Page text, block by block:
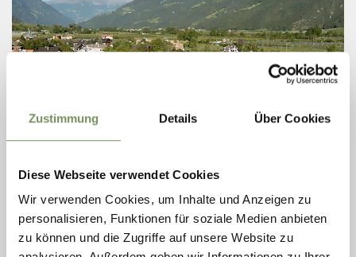
Zustimmung Details Über Cookies
Diese Webseite verwendet Cookies
Wir verwenden Cookies, um Inhalte und Anzeigen zu
personalisieren, Funktionen für soziale Medien anbieten
zu können und die Zugriffe auf unsere Website zu
TENNIS A NATURNO
A Naturno ci sono quattro campi in terra battuta all'aperto ben curati e
quattro campi coperti con tappeto in granulato di gomma per gli
appassionati di ...